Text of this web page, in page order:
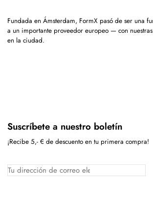
Fundada en Ámsterdam, FormX pasó de ser una
a un importante proveedor europeo — con
en la ciudad.
Suscríbete a nuestro boletín
¡Recibe 5,- € de descuento en tu primera compra!